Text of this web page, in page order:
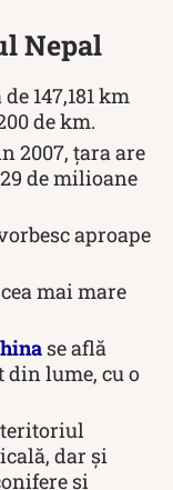
Nepal
147,181 km
de km.
2007, țara are
de milioane
aproape
mai mare
se află
din lume, cu o
teritoriul
dar și
și